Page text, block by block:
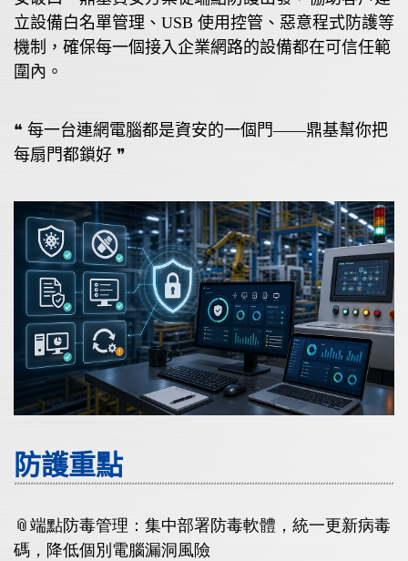
立設備白名單管理、 USB 使用控管、惡意程式防護等
機制，確保每一個接入企業網路的設備都在可信任範
圍內。
❝ 每一台連網電腦都是資安的一個門——鼎基幫你把
每扇門都鎖好 ❞
防護重點
📎端點防毒管理：集中部署防毒軟體，統一更新病毒
碼，降低個別電腦漏洞風險